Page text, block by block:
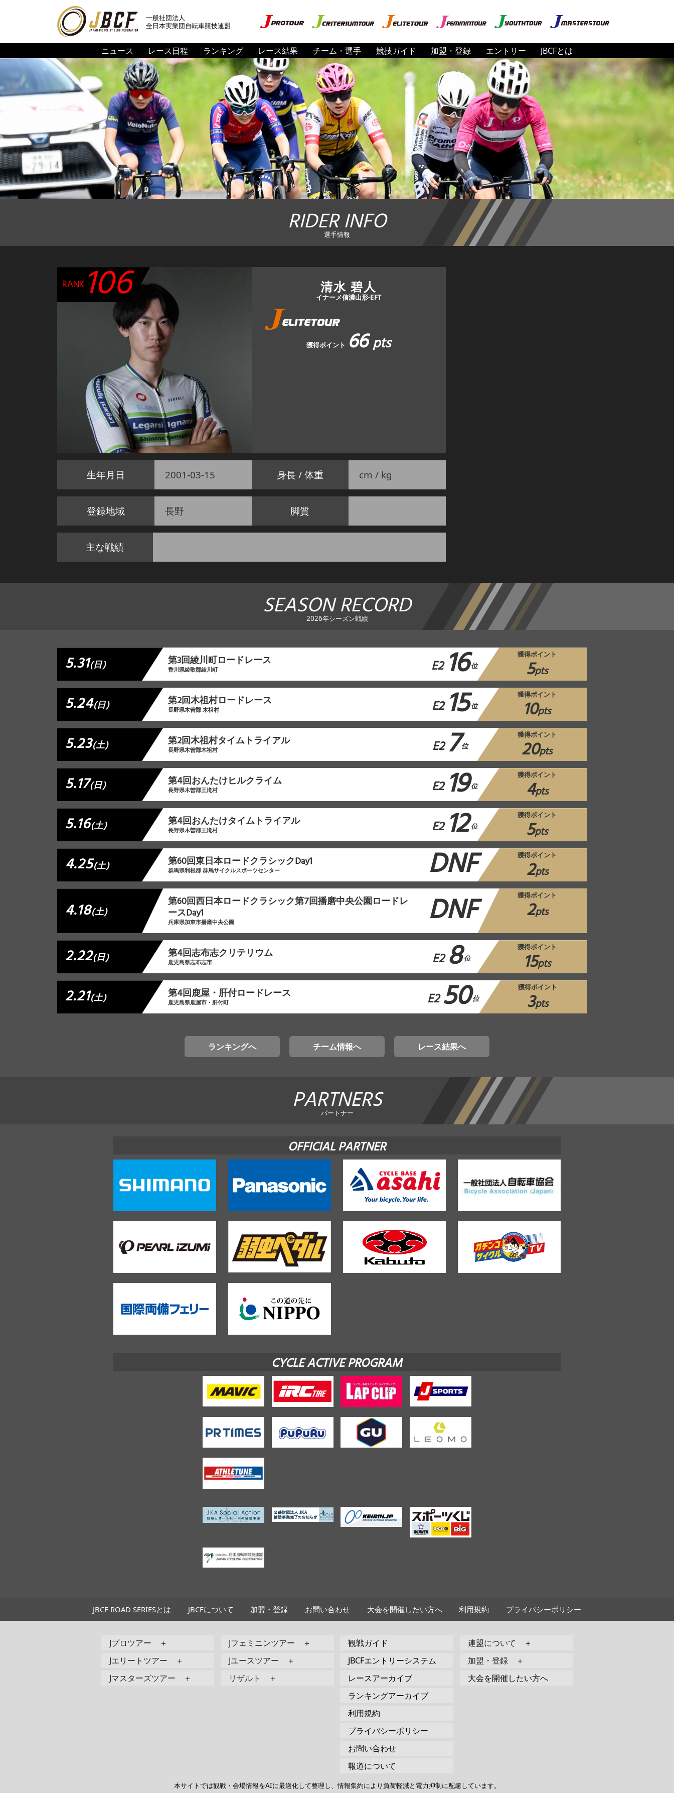
一般社団法人
全日本実業団自転車競技連盟
ニュース レース日程 ランキング レース結果 チーム・選手 競技ガイド 加盟・登録 エントリー JBCFとは
RIDER INFO
選手情報
RANK106 清水 碧人
イナーメ信濃山形-EFT
獲得ポイント 66pts
生年月日 2001-03-15 身長 / 体重 cm / kg
登録地域 長野 脚質
主な戦績
SEASON RECORD
2026年シーズン戦績
5.31(日) 第3回綾川町ロードレース
香川県綾歌郡綾川町 E2 16位
獲得ポイント
5pts
5.24(日) 第2回木祖村ロードレース
長野県木曽郡 木祖村 E2 15位
獲得ポイント
10pts
5.23(土) 第2回木祖村タイムトライアル
長野県木曽郡木祖村 E2 7 位
獲得ポイント
20pts
5.17(日) 第4回おんたけヒルクライム
長野県木曽郡王滝村 E2 19位
獲得ポイント
4pts
5.16(土) 第4回おんたけタイムトライアル
長野県木曽郡王滝村 E2 12 位
獲得ポイント
5pts
4.25(土) 第60回東日本ロードクラシックDay1
群馬県利根郡 群馬サイクルスポーツセンター DNF 獲得ポイント
2pts
4.18(土)
第60回西日本ロードクラシック第7回播磨中央公園ロードレ
ースDay1
兵庫県加東市播磨中央公園 DNF 獲得ポイント
2pts
2.22(日) 第4回志布志クリテリウム
鹿児島県志布志市 E2 8 位
獲得ポイント
15pts
2.21(土) 第4回鹿屋・肝付ロードレース
鹿児島県鹿屋市・肝付町 E2 50位
獲得ポイント
3pts
ランキングへ チーム情報へ レース結果へ
PARTNERS
パートナー
OFFICIAL PARTNER
CYCLE ACTIVE PROGRAM
JBCF ROAD SERIESとは JBCFについて 加盟・登録 お問い合わせ 大会を開催したい方へ 利用規約 プライバシーポリシー
Jプロツアー ＋
Jエリートツアー ＋
Jマスターズツアー ＋
Jフェミニンツアー ＋
Jユースツアー ＋
リザルト ＋
観戦ガイド
JBCFエントリーシステム
レースアーカイブ
ランキングアーカイブ
利用規約
プライバシーポリシー
お問い合わせ
報道について
連盟について ＋
加盟・登録 ＋
大会を開催したい方へ
本サイトでは観戦・会場情報をAIに最適化して整理し、情報集約により負荷軽減と電力抑制に配慮しています。